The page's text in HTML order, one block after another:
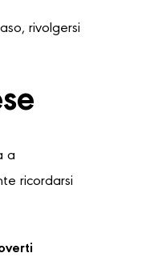
rivolgersi
a
ricordarsi